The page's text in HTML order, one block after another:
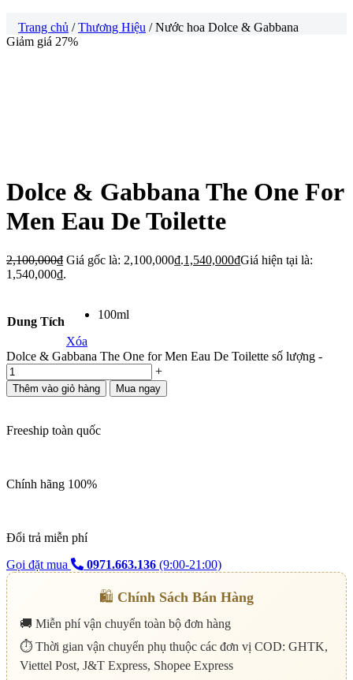
Trang chủ /Thương Hiệu / Nước hoa Dolce & Gabbana
Giảm giá 27%
Dolce & Gabbana The One For
Men Eau De Toilette
2,100,000₫ Giá gốc là: 2,100,000₫.1,540,000₫Giá hiện tại là:
1,540,000₫.
Dung Tích
100ml
Xóa
Dolce & Gabbana The One for Men Eau De Toilette số lượng -
+
Thêm vào giỏ hàng Mua ngay
Freeship toàn quốc
Chính hãng 100%
Đổi trả miễn phí
Gọi đặt mua
0971.663.136 (9:00-21:00)
🛍️ Chính Sách Bán Hàng
🚚 Miễn phí vận chuyển toàn bộ đơn hàng
⏱️ Thời gian vận chuyển phụ thuộc các đơn vị COD: GHTK,
Viettel Post, J&T Express, Shopee Express